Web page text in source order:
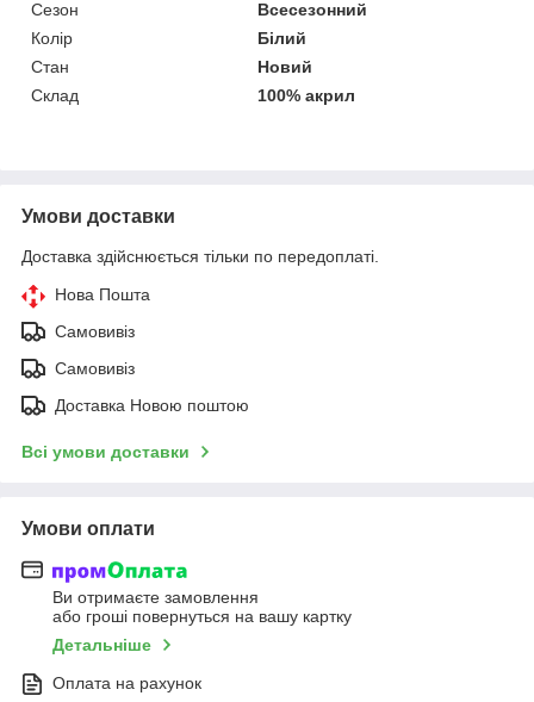
Сезон
Всесезонний
Колір
Білий
Стан
Новий
Склад
100% акрил
Умови доставки
Доставка здійснюється тільки по передоплаті.
Нова Пошта
Самовивіз
Самовивіз
Доставка Новою поштою
Всі умови доставки
Умови оплати
Ви отримаєте замовлення
або гроші повернуться на вашу картку
Детальніше
Оплата на рахунок